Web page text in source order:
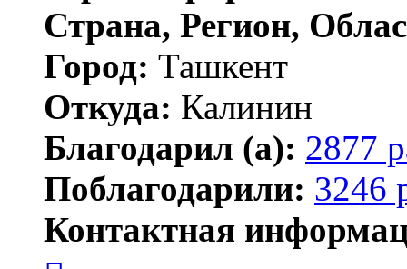
Страна, Регион,
Город: Ташкент
Откуда: Калинин
Благодарил (а): 2877
Поблагодарили: 3246
Контактная